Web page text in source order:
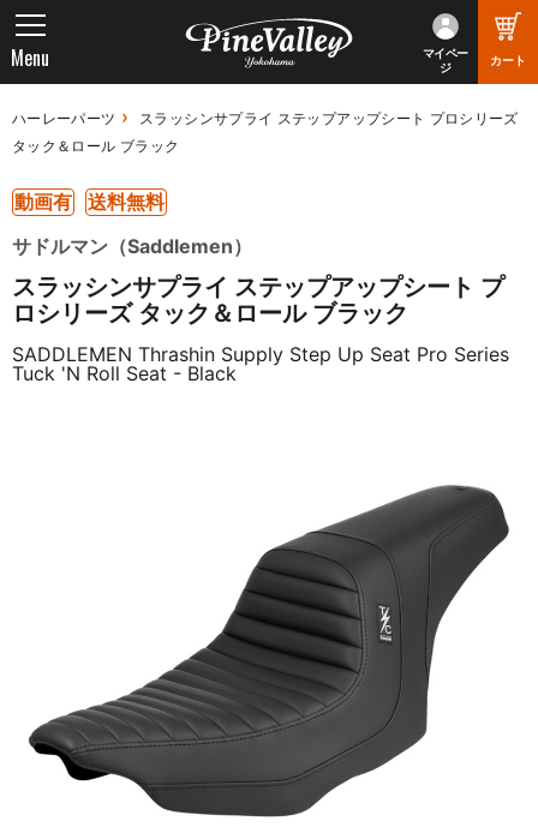
マイペー
ジ
カート
Menu
ハーレーパーツ
スラッシンサプライ ステップアップシート プロシリーズ
タック＆ロール ブラック
動画有
送料無料
サドルマン（Saddlemen）
スラッシンサプライ ステップアップシート プ
ロシリーズ タック＆ロール ブラック
SADDLEMEN Thrashin Supply Step Up Seat Pro Series
Tuck 'N Roll Seat - Black